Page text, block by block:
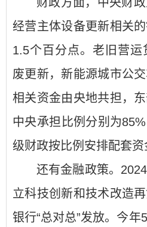
经营主体设备更新相关
1.5个百分点。老旧营
废更新，新能源城市公
相关资金由央地共担，
中央承担比例分别为
级财政按比例安排配套资
还有金融政策。
立科技创新和技术改造
银行“总对总”发放。今年